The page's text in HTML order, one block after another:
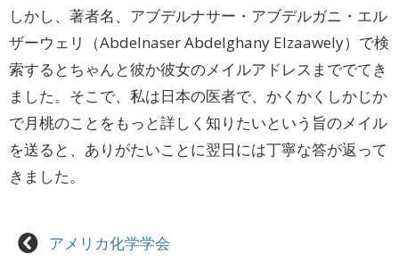
しかし、著者名、アブデルナサー・アブデルガニ・エル
ザーウェリ（Abdelnaser Abdelghany Elzaawely）で検
索するとちゃんと彼か彼女のメイルアドレスまででてき
ました。そこで、私は日本の医者で、かくかくしかじか
で月桃のことをもっと詳しく知りたいという旨のメイル
を送ると、ありがたいことに翌日には丁寧な答が返って
きました。
アメリカ化学学会